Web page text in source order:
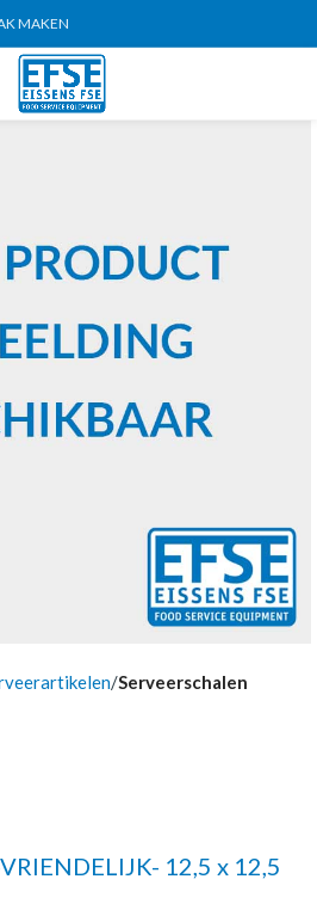
MAKEN
Serveerschalen
12,5 x 12,5